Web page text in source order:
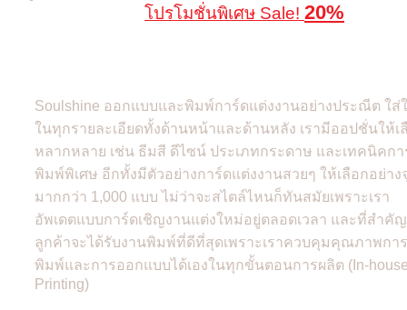
โปรโมชั่นพิเศษ Sale! 20%
Soulshine ออกแบบและพิมพ์การ์ดแต่งงานอย่างประณีต ใส่
ในทุกรายละเอียดทั้งด้านหน้าและด้านหลัง เรามีออปชั่นให้เ
หลากหลาย เช่น ธีมสี ดีไซน์ ประเภทกระดาษ และเทคนิคกา
พิมพ์พิเศษ อีกทั้งมีตัวอย่างการ์ดแต่งงานสวยๆ ให้เลือกอย่าง
มากกว่า 1,000 แบบ ไม่ว่าจะสไตล์ไหนก็ทันสมัยเพราะเรา
อัพเดตแบบการ์ดเชิญงานแต่งใหม่อยู่ตลอดเวลา และที่สำคัญ
ลูกค้าจะได้รับงานพิมพ์ที่ดีที่สุดเพราะเราควบคุมคุณภาพการ
พิมพ์และการออกแบบได้เองในทุกขั้นตอนการผลิต (In-
Printing)